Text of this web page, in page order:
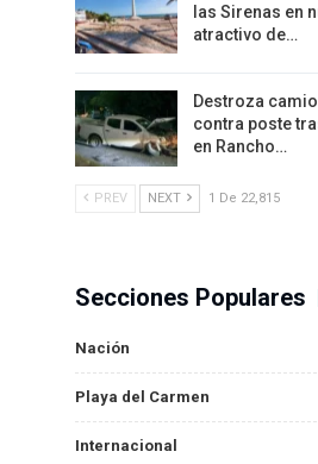
las Sirenas en
atractivo de…
Destroza
contra poste
en Rancho…
PREV NEXT 1 De 22,815
Secciones Populares
Nación
Playa del Carmen
Internacional